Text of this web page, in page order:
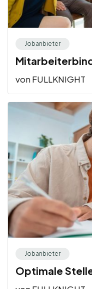
Jobanbieter
von FULLKNIGHT
Jobanbieter
Optimale